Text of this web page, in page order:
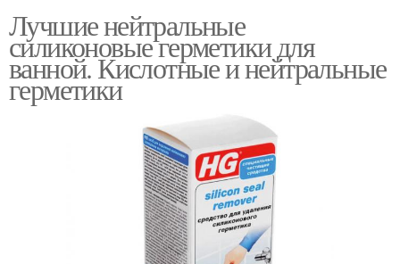
Лучшие нейтральные
силиконовые герметики для
ванной. Кислотные и нейтральные
герметики